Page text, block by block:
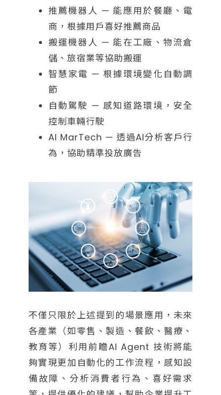
推薦機器人 — 能應用於餐廳、電
商，根據用戶喜好推薦商品
搬運機器人 — 能在工廠、物流倉
儲、旅宿業等協助搬運
智慧家電 — 根據環境變化自動調
節
自動駕駛 — 感知道路環境，安全
控制車輛行駛
AI MarTech — 透過AI分析客戶行
為，協助精準投放廣告
不僅只限於上述提到的場景應用，未來
各產業（如零售、製造、餐飲、醫療、
教育等）利用前瞻AI Agent 技術將能
夠實現更加自動化的工作流程，感知設
備故障、分析消費者行為、喜好需求